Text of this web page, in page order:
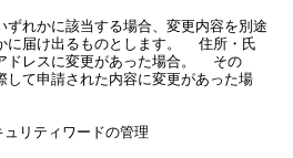
れかに該当する場合、変更内容を別途
に届け出るものとします。 住所・氏
ドレスに変更があった場合。 その
して申請された内容に変更があった場
リティワードの管理